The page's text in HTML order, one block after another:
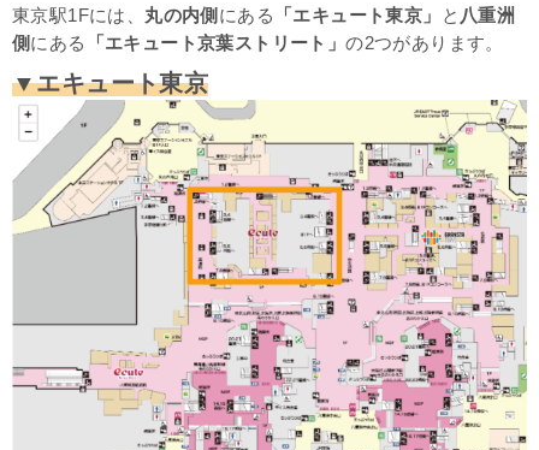
東京駅1Fには、 丸の内側 にある 「エキュート東京」 と 八重洲
側 にある 「エキュート京葉ストリート」の2つがあります。
▼エキュート東京